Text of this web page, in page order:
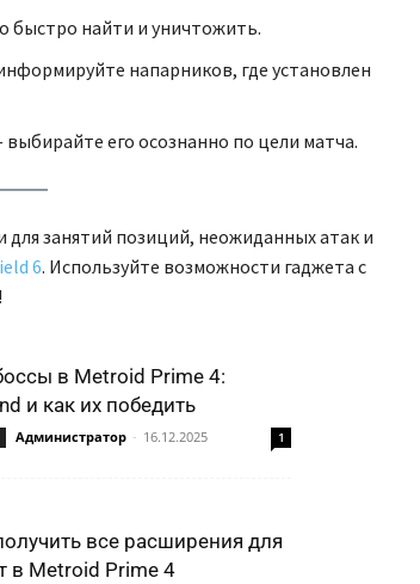
быстро найти и уничтожить.
напарников, где установлен
его осознанно по цели матча.
занятий позиций, неожиданных атак и
6. Используйте возможности гаджета с
в Metroid Prime 4:
и как их победить
Администратор - 16.12.2025 1
все расширения для
в Metroid Prime 4